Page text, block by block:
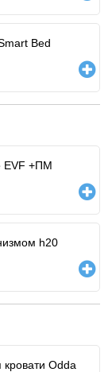
Bed
EVF +ПМ
h20
Odda